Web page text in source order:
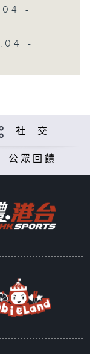
-
-
社 交
公眾回饋